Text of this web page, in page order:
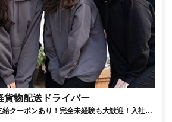
貨物配送ドライバー
クーポンあり！完全未経験も大歓迎！入社3